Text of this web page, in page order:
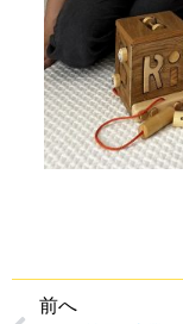
前へ